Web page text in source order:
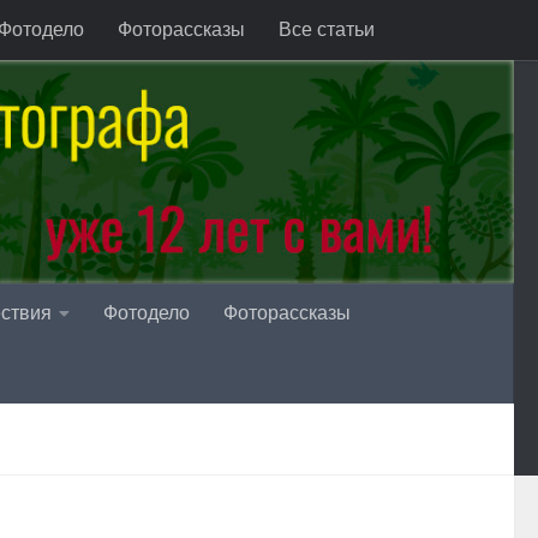
Фоторассказы Все статьи
Фотодело Фоторассказы